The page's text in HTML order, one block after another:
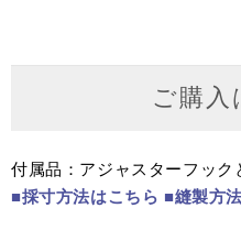
ご購入
付属品：アジャスターフック
■採寸方法はこちら ■縫製方